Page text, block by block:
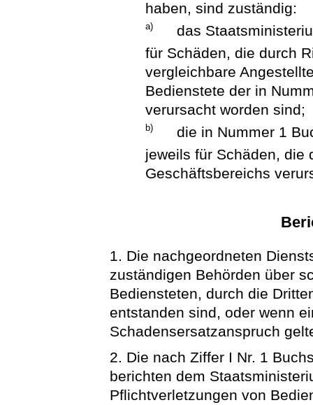
haben, sind zuständig:
a)
das
für Schäden, die durch
vergleichbare
Bedienstete der in
verursacht worden sind;
b)
die in Nummer 1
jeweils für Schäden, die
Geschäftsbereichs
1. Die nachgeordneten
zuständigen Behörden über
Bediensteten, durch die
entstanden sind, oder wenn
Schadensersatzanspruch
2. Die nach Ziffer I Nr. 1
berichten dem
Pflichtverletzungen von